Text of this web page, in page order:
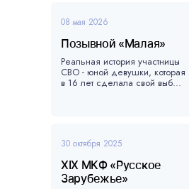
08 мая 2026
Позывной «Малая»
Реальная история участницы
СВО - юной девушки, которая
в 16 лет сделала свой выб...
30 октября 2025
XIX МКФ «Русское
Зарубежье»